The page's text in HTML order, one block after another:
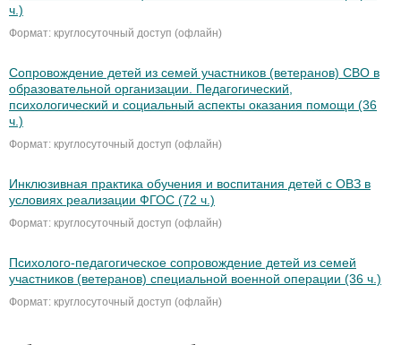
ч.)
Формат: круглосуточный доступ (офлайн)
Сопровождение детей из семей участников (ветеранов) СВО в
образовательной организации. Педагогический,
психологический и социальный аспекты оказания помощи (36
ч.)
Формат: круглосуточный доступ (офлайн)
Инклюзивная практика обучения и воспитания детей с ОВЗ в
условиях реализации ФГОС (72 ч.)
Формат: круглосуточный доступ (офлайн)
Психолого-педагогическое сопровождение детей из семей
участников (ветеранов) специальной военной операции (36 ч.)
Формат: круглосуточный доступ (офлайн)